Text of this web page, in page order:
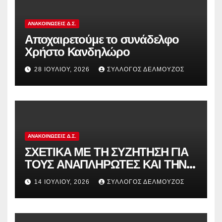
ΑΝΑΚΟΙΝΏΣΕΙΣ Δ.Σ.
Αποχαιρετούμε το συνάδελφο
Χρήστο Κανδηλώρο
28 ΙΟΥΛΊΟΥ, 2026 ΣΎΛΛΟΓΟΣ ΔΕΛΜΟΎΖΟΣ
ΑΝΑΚΟΙΝΏΣΕΙΣ Δ.Σ.
ΣΧΕΤΙΚΑ ΜΕ ΤΗ ΣΥΖΗΤΗΣΗ ΓΙΑ
ΤΟΥΣ ΑΝΑΠΛΗΡΩΤΕΣ ΚΑΙ ΤΗΝ
ΠΑΡΑΠΟΜΠΗ ΤΗΣ ΕΛΛΑΔΑΣ
ΣΤΟ ΕΥΡΩΠΑΪΚΟ ΔΙΚΑΣΤΗΡΙΟ
14 ΙΟΥΛΊΟΥ, 2026 ΣΎΛΛΟΓΟΣ ΔΕΛΜΟΎΖΟΣ